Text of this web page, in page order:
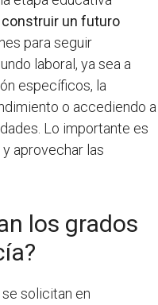
un futuro
para seguir
laboral, ya sea a
específicos, la
o accediendo a
Lo importante es
aprovechar las
los grados
solicitan en